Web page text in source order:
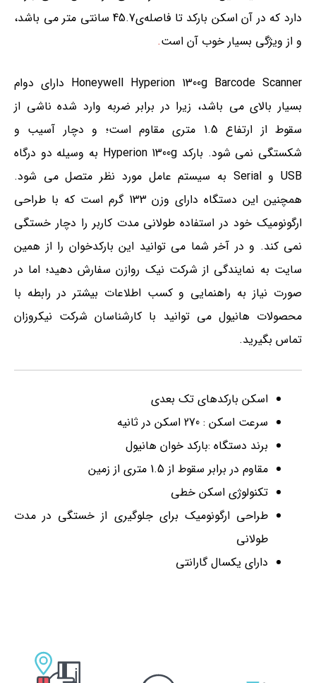
دارد که در آن اسکن بارکد تا فاصله‌ی45.7 سانتی متر می باشد،
و از ویژگی بسیار خوب آن است.
Honeywell Hyperion 1300g Barcode Scanner دارای دوام
بسیار بالای می باشد، زیرا در برابر ضربه وارد شده ناشی از
سقوط از ارتفاع 1.5 متری مقاوم است؛ و دچار آسیب و
شکستگی نمی شود. بارکد Hyperion 1300g به وسیله دو درگاه
USB و Serial به سیستم عامل مورد نظر متصل می شود.
همچنین این دستگاه دارای وزن 133 گرم است که با طراحی
ارگونومیک خود در استفاده طولانی مدت کاربر را دچار خستگی
نمی کند. و در آخر شما می توانید این بارکدخوان را از همین
سایت به نمایندگی از شرکت نیک روازن سفارش دهید؛ اما در
صورت نیاز به راهنمایی و کسب اطلاعات بیشتر در رابطه با
محصولات هانیول می توانید با کارشناسان شرکت نیکروزان
تماس بگیرید.
اسکن بارکدهای تک بعدی
سرعت اسکن : 270 اسکن در ثانیه
برند دستگاه :بارکد خوان هانیول
مقاوم در برابر سقوط از 1.5 متری از زمین
تکنولوژی اسکن خطی
طراحی ارگونومیک برای جلوگیری از خستگی در مدت
طولانی
دارای یکسال گارانتی